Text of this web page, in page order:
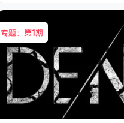
专题：第1期